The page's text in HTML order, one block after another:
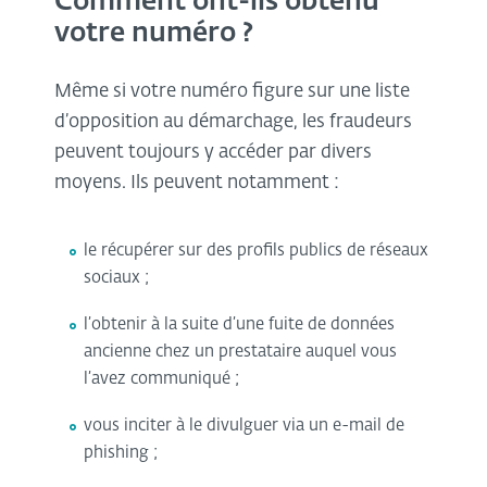
votre numéro ?
Même si votre numéro figure sur une liste
d’opposition au démarchage, les fraudeurs
peuvent toujours y accéder par divers
moyens. Ils peuvent notamment :
le récupérer sur des profils publics de réseaux
sociaux ;
l’obtenir à la suite d’une fuite de données
ancienne chez un prestataire auquel vous
l’avez communiqué ;
vous inciter à le divulguer via un e-mail de
phishing ;